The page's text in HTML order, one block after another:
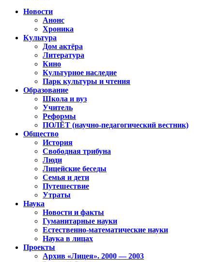
Новости
Анонс
Хроника
Культура
Дом актёра
Литература
Кино
Культурное наследие
Парк культуры и чтения
Образование
Школа и вуз
Учитель
Реформы
ПОЛЁТ (научно-педагогический вестник)
Общество
История
Свободная трибуна
Люди
Лицейские беседы
Семья и дети
Путешествие
Утраты
Наука
Новости и факты
Гуманитарные науки
Естественно-математические науки
Наука в лицах
Проекты
Архив «Лицея». 2000 — 2003